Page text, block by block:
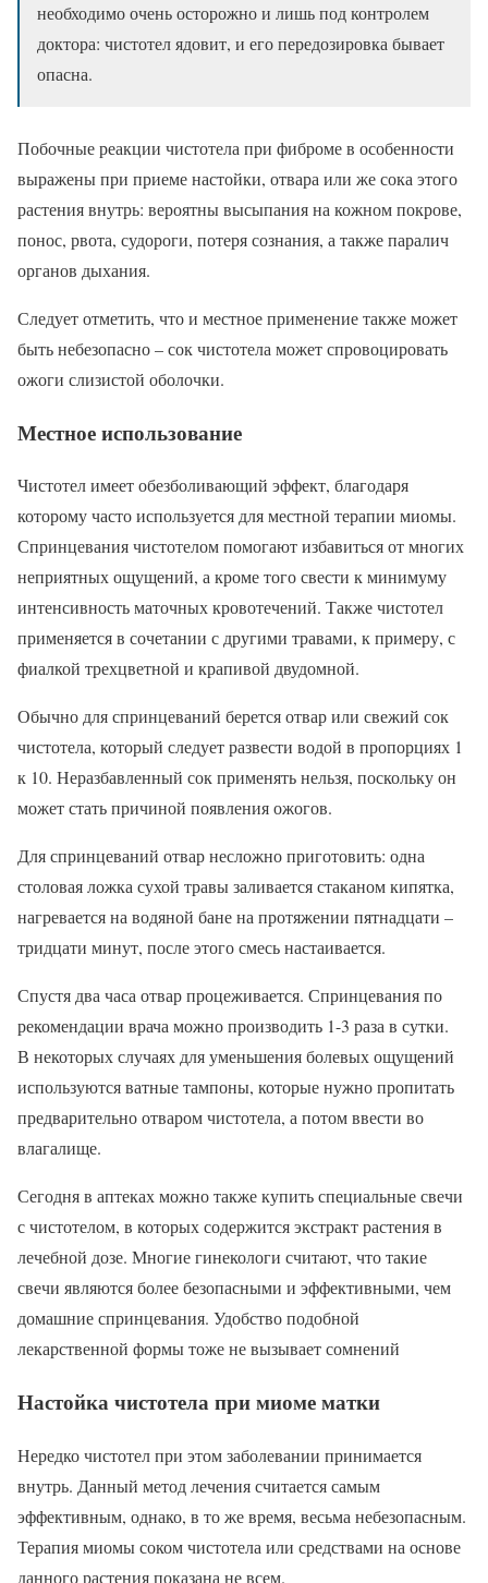
необходимо очень осторожно и лишь под контролем
доктора: чистотел ядовит, и его передозировка бывает
опасна.
Побочные реакции чистотела при фиброме в особенности
выражены при приеме настойки, отвара или же сока этого
растения внутрь: вероятны высыпания на кожном покрове,
понос, рвота, судороги, потеря сознания, а также паралич
органов дыхания.
Следует отметить, что и местное применение также может
быть небезопасно – сок чистотела может спровоцировать
ожоги слизистой оболочки.
Местное использование
Чистотел имеет обезболивающий эффект, благодаря
которому часто используется для местной терапии миомы.
Спринцевания чистотелом помогают избавиться от многих
неприятных ощущений, а кроме того свести к минимуму
интенсивность маточных кровотечений. Также чистотел
применяется в сочетании с другими травами, к примеру, с
фиалкой трехцветной и крапивой двудомной.
Обычно для спринцеваний берется отвар или свежий сок
чистотела, который следует развести водой в пропорциях 1
к 10. Неразбавленный сок применять нельзя, поскольку он
может стать причиной появления ожогов.
Для спринцеваний отвар несложно приготовить: одна
столовая ложка сухой травы заливается стаканом кипятка,
нагревается на водяной бане на протяжении пятнадцати –
тридцати минут, после этого смесь настаивается.
Спустя два часа отвар процеживается. Спринцевания по
рекомендации врача можно производить 1-3 раза в сутки.
В некоторых случаях для уменьшения болевых ощущений
используются ватные тампоны, которые нужно пропитать
предварительно отваром чистотела, а потом ввести во
влагалище.
Сегодня в аптеках можно также купить специальные свечи
с чистотелом, в которых содержится экстракт растения в
лечебной дозе. Многие гинекологи считают, что такие
свечи являются более безопасными и эффективными, чем
домашние спринцевания. Удобство подобной
лекарственной формы тоже не вызывает сомнений
Настойка чистотела при миоме матки
Нередко чистотел при этом заболевании принимается
внутрь. Данный метод лечения считается самым
эффективным, однако, в то же время, весьма небезопасным.
Терапия миомы соком чистотела или средствами на основе
данного растения показана не всем.